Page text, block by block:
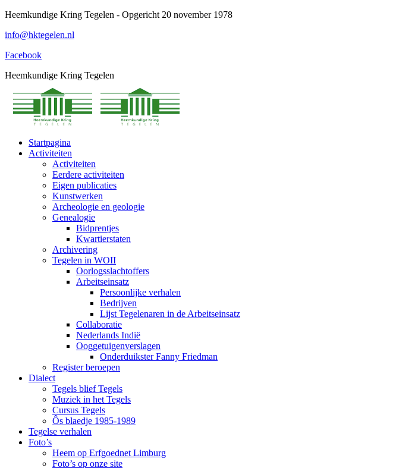
Spring
content
Heemkundige Kring Tegelen - Opgericht 20 november 1978
info@hktegelen.nl
Facebook
Heemkundige Kring Tegelen
Startpagina
Activiteiten
Activiteiten
Eerdere activiteiten
Eigen publicaties
Kunstwerken
Archeologie en geologie
Genealogie
Bidprentjes
Kwartierstaten
Archivering
Tegelen in WOII
Oorlogsslachtoffers
Arbeitseinsatz
Persoonlijke verhalen
Bedrijven
Lijst Tegelenaren in de Arbeitseinsatz
Collaboratie
Nederlands Indië
Ooggetuigenverslagen
Onderduikster Fanny Friedman
Register beroepen
Dialect
Tegels blief Tegels
Muziek in het Tegels
Cursus Tegels
Ôs blaedje 1985-1989
Tegelse verhalen
Foto’s
Heem op Erfgoednet Limburg
Foto’s op onze site